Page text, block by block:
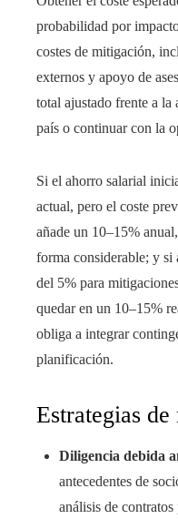
probabilidad por
costes de mitigación,
externos y apoyo de
total ajustado frente a la
país o continuar con la
Si el ahorro salarial
actual, pero el coste
añade un 10–15%
forma considerable; y si
del 5% para
quedar en un 10–15%
obliga a integrar
planificación.
Estrategias
Diligencia debida
antecedentes de
análisis de